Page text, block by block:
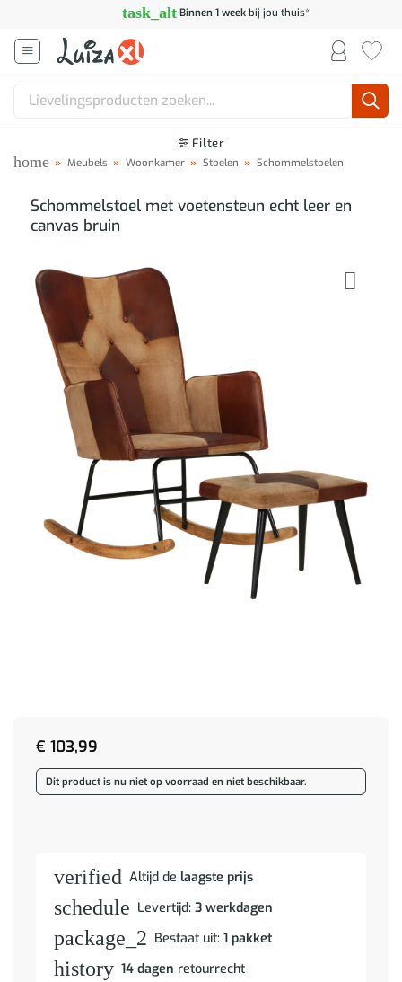
inhoud
task_alt Binnen 1 weekbij jou thuis*
Zoeken
Filter
home » Meubels » Woonkamer » Stoelen » Schommelstoelen
Schommelstoel met voetensteun echt leer en
canvas bruin
€ 103,99
Dit product is nu niet op voorraad en niet beschikbaar.
verified Altijd de laagste prijs
schedule Levertijd: 3 werkdagen
package_2 Bestaat uit: 1 pakket
history 14 dagen retourrecht